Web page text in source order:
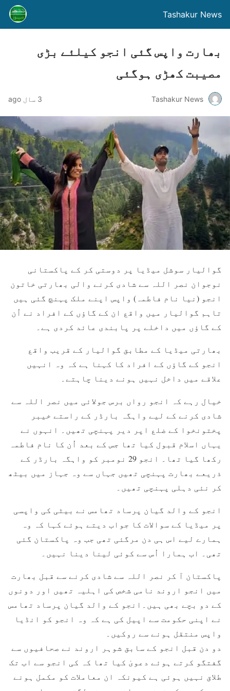
Tashakur News
بھارت واپس گئی انجو کیلئے بڑی
مصیبت کھڑی ہوگئی
Tashakur News 3 سال ago
گوالیار سوشل میڈیا پر دوستی کر کے پاکستانی
نوجوان نصر اللہ سے شادی کرنے والی بھارتی خاتون
انجو (نیا نام فاطمہ) واپس اپنے ملک پہنچ گئی ہیں
تاہم گوالیار میں واقع ان کے گاؤں کے افراد نے اُن
کے گاؤں میں داخلے پر پابندی عائد کردی ہے۔
بھارتی میڈیا کے مطابق گوالیار کے قریب واقع
انجو کے گاؤں کے افراد کا کہنا ہے کہ وہ انہیں
علاقے میں داخل نہیں ہونے دینا چاہتے۔
خیال رہے کہ انجو رواں برس جولائی میں نصر اللہ سے
شادی کرنے کے لیے واہگہ بارڈر کے راستے خیبر
پختونخوا کے ضلع اپر دیر پہنچی تھیں۔ انہوں نے
یہاں اسلام قبول کیا تھا جس کے بعد اُن کا نام فاطمہ
رکھا گیا تھا۔ انجو 29 نومبر کو واہگہ بارڈر کے
ذریعے بھارت پہنچی تھیں جہاں سے وہ جہاز میں بیٹھ
کر نئی دہلی پہنچی تھیں۔
انجو کے والد گیان پرساد تھامس نے بیٹی کی واپسی
پر میڈیا کے سوالات کا جواب دیتے ہوئے کہا کہ وہ
ہمارے لیے اس ہی دن مرگئی تھی جب وہ پاکستان گئی
تھی۔ اب ہمارا اُس سے کوئی لینا دینا نہیں۔
پاکستان آ کر نصر اللہ سے شادی کرنے سے قبل بھارت
میں انجو اروند نامی شخص کی اہلیہ تھیں اور دونوں
کے دو بچے بھی ہیں۔انجو کے والد گیان پرساد تھامس
نے اپنی حکومت سے اپیل کی ہے کہ وہ انجو کو انڈیا
واپس منتقل ہونے سے روکیں۔
دو دن قبل انجو کے سابق شوہر اروند نے صحافیوں سے
گفتگو کرتے ہوئے دعویٰ کیا تھا کہ کی انجو سے اب تک
طلاق نہیں ہوئی ہے کیونکہ ان معاملات کو مکمل ہونے